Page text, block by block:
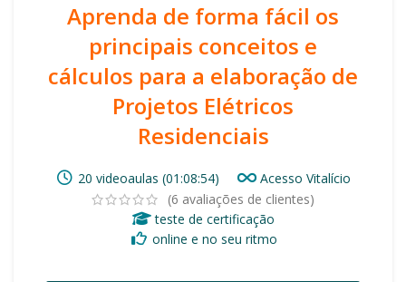
Aprenda de forma fácil os
principais conceitos e
cálculos para a elaboração de
Projetos Elétricos
Residenciais
20 videoaulas (01:08:54)
Acesso Vitalício
(6 avaliações de clientes)
teste de certificação
online e no seu ritmo